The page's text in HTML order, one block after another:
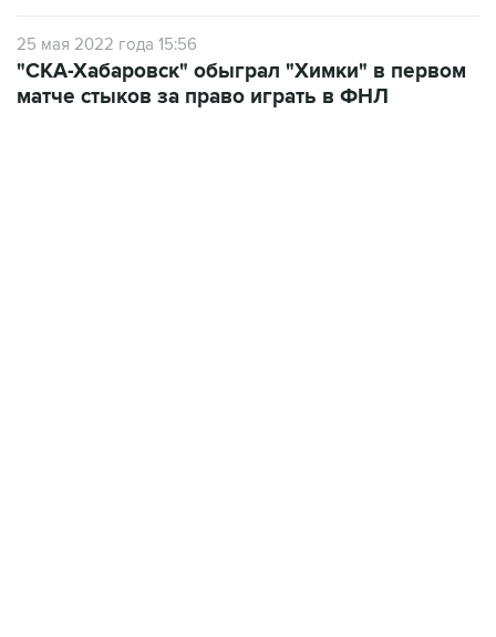
25 мая 2022 года 15:56
"СКА-Хабаровск" обыграл "Химки" в первом
матче стыков за право играть в ФНЛ